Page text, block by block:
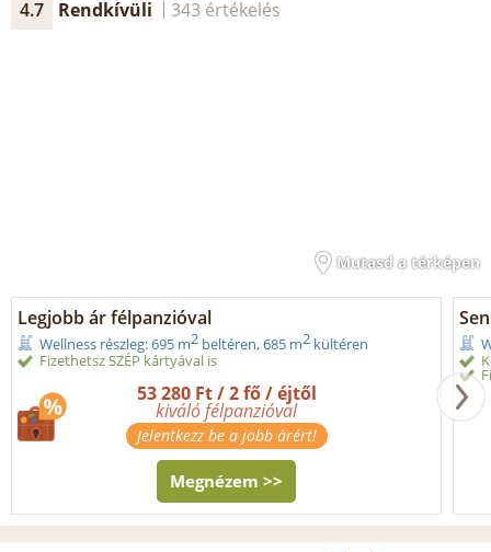
4.7 Rendkívüli 343 értékelés
Mutasd a térképen
Legjobb ár félpanzióval
Wellness részleg: 695 m2 beltéren, 685 m2 kültéren
Fizethetsz SZÉP kártyával is
53 280 Ft / 2 fő / éjtől
kiváló félpanzióval
Jelentkezz be a jobb árért!
Megnézem >>